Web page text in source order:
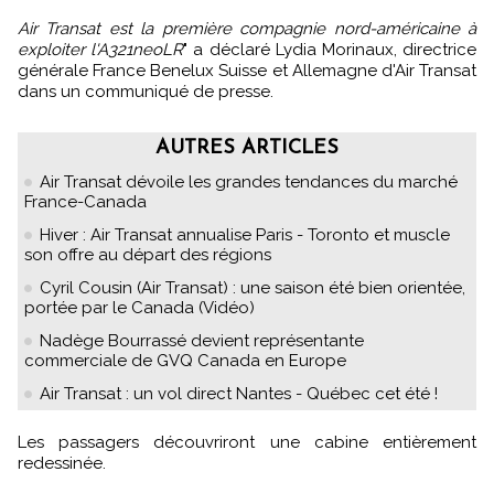
Air Transat est la première compagnie nord-américaine à
exploiter l'A321neoLR" a déclaré Lydia Morinaux, directrice
générale France Benelux Suisse et Allemagne d'Air Transat
dans un communiqué de presse.
AUTRES ARTICLES
Air Transat dévoile les grandes tendances du marché
France-Canada
Hiver : Air Transat annualise Paris - Toronto et muscle
son offre au départ des régions
Cyril Cousin (Air Transat) : une saison été bien orientée,
portée par le Canada (Vidéo)
Nadège Bourrassé devient représentante
commerciale de GVQ Canada en Europe
Air Transat : un vol direct Nantes - Québec cet été !
Les passagers découvriront une cabine entièrement
redessinée.